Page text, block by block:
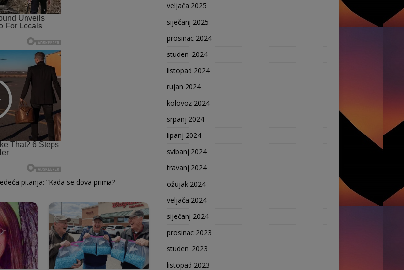
pitanja: ”Kada se dova prima?
veljača 2025
siječanj 2025
prosinac 2024
studeni 2024
listopad 2024
rujan 2024
kolovoz 2024
srpanj 2024
lipanj 2024
svibanj 2024
travanj 2024
ožujak 2024
veljača 2024
siječanj 2024
prosinac 2023
studeni 2023
listopad 2023